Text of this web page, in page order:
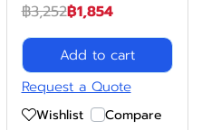
฿3,252฿1,854
Add to cart
Request a Quote
Wishlist Compare